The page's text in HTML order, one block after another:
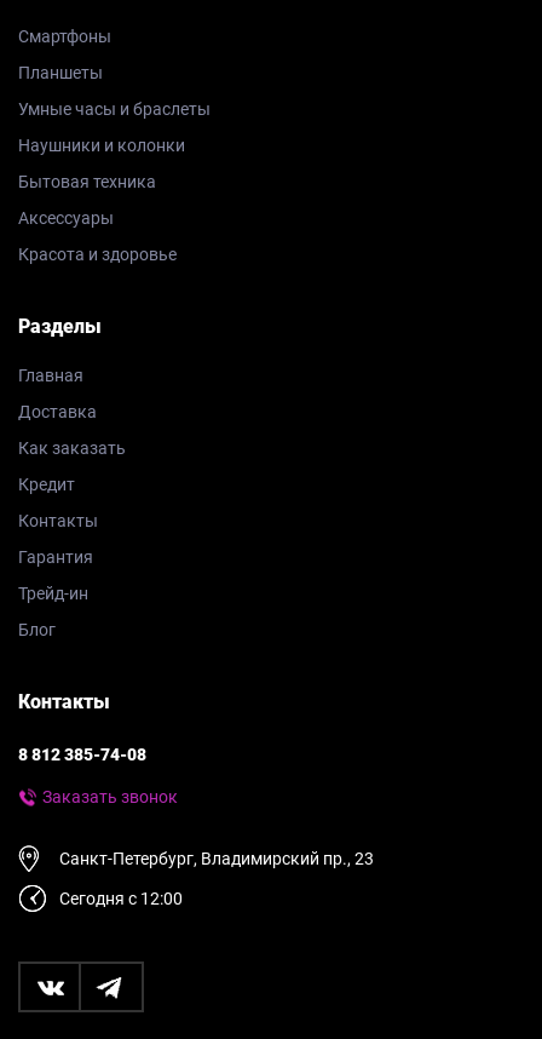
Смартфоны
Планшеты
Умные часы и браслеты
Наушники и колонки
Бытовая техника
Аксессуары
Красота и здоровье
Разделы
Главная
Доставка
Как заказать
Кредит
Контакты
Гарантия
Трейд-ин
Блог
Контакты
8 812 385-74-08
Заказать звонок
Санкт-Петербург, Владимирский пр., 23
Сегодня с 12:00